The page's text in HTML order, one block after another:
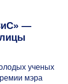
—
ученых
мэра